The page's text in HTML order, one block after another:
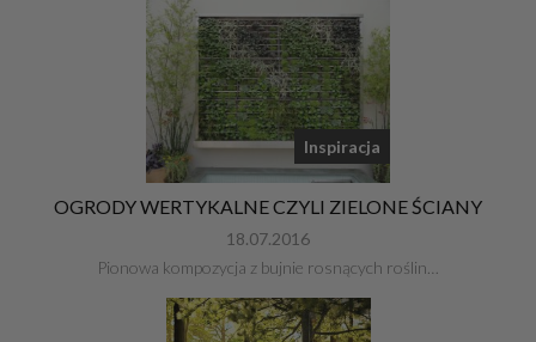
Inspiracja
OGRODY WERTYKALNE CZYLI ZIELONE ŚCIANY
18.07.2016
Pionowa kompozycja z bujnie rosnących roślin…